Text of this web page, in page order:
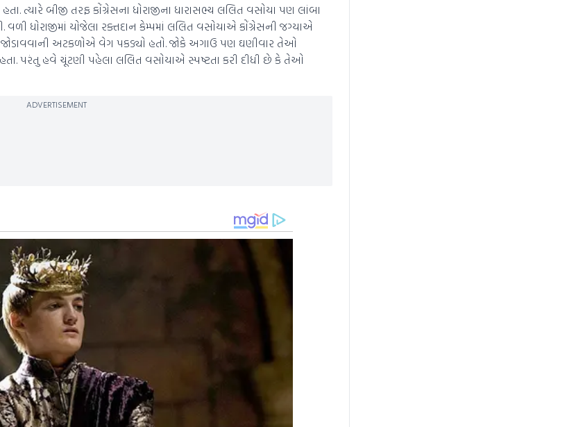
ત્યારે બીજી તરફ કોંગ્રેસના ધોરાજીના ધારાસભ્ય લલિત વસોયા પણ લાંબા
ધોરાજીમાં યોજેલા રક્તદાન કેમ્પમાં લલિત વસોયાએ કોંગ્રેસની જગ્યાએ
અટકળોએ વેગ પકડ્યો હતો. જોકે અગાઉ પણ ઘણીવાર તેઓ
હતા. પરંતુ હવે ચૂંટણી પહેલા લલિત વસોયાએ સ્પષ્ટતા કરી દીધી છે કે તેઓ
ADVERTISEMENT